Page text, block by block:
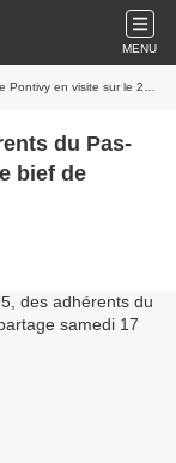
MENU
bief de partage samedi 17 août...
du Pas-
bief de